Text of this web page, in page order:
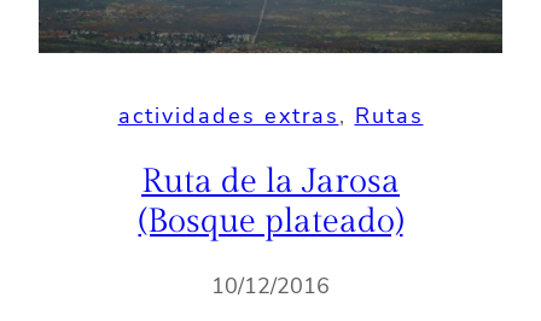
actividades extras, Rutas
Ruta de la Jarosa
(Bosque plateado)
10/12/2016